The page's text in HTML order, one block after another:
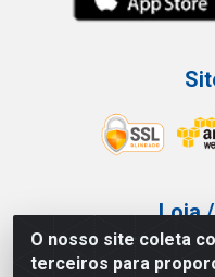
O nosso site coleta
terceiros para
Loja
Tel.: